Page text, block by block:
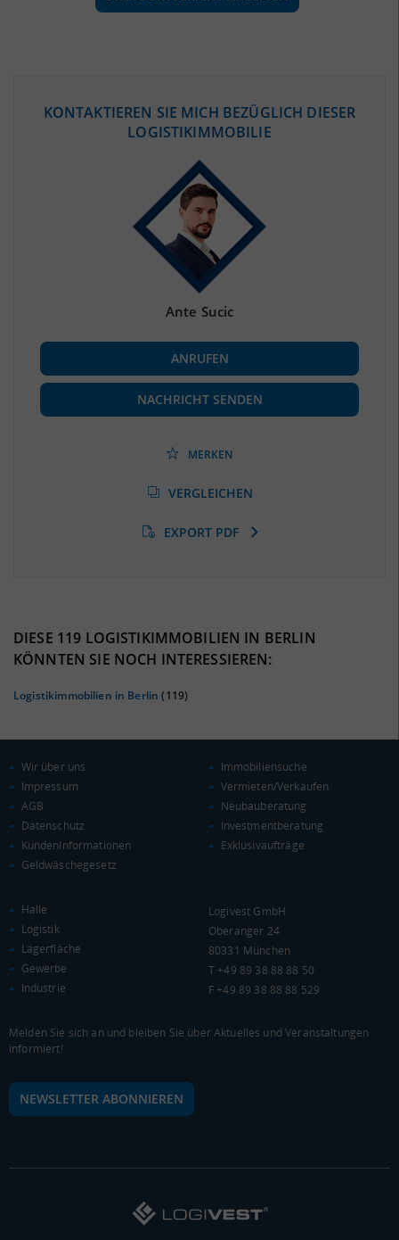
(STAND: 12/2019)
(Landkreis / Kreisfreie Stadt)
BESCHÄFTIGUNG
Beschäftigte
(Landkreis / Kreisfreie Stadt)
(Landkreis / Kreisfreie Stadt)
KAUFKRAFT
Euro pro Kopf
(Landkreis / Kreisfreie Stadt)
KAUFKRAFT - EURO PRO KOPF
0 € 20.000 € 40.000 €
Bundesland
(LANDKREIS / KREISFREIE STADT)
KONTAKTIEREN SIE MICH BEZÜGLICH DIESER
LOGISTIKIMMOBILIE
Ante Sucic
ANRUFEN
NACHRICHT SENDEN
MERKEN
VERGLEICHEN
EXPORT PDF
DIESE 119 LOGISTIKIMMOBILIEN IN BERLIN
KÖNNTEN SIE NOCH INTERESSIEREN:
Logistikimmobilien in Berlin (119)
Wir über uns
Impressum
AGB
Datenschutz
KundenInformationen
Geldwäschegesetz
Immobiliensuche
Vermieten/Verkaufen
Neubauberatung
Investmentberatung
Exklusivaufträge
Halle
Logistik
Lagerfläche
Gewerbe
Industrie
Logivest GmbH
Oberanger 24
80331 München
T +49 89 38 88 88 50
F +49 89 38 88 88 529
Melden Sie sich an und bleiben Sie über Aktuelles und Veranstaltungen
informiert!
NEWSLETTER ABONNIEREN